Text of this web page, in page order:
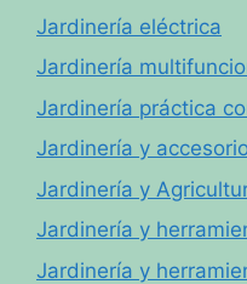
Jardinería eléctrica
Jardinería
Jardinería práctica
Jardinería y
Jardinería y
Jardinería y
Jardinería y